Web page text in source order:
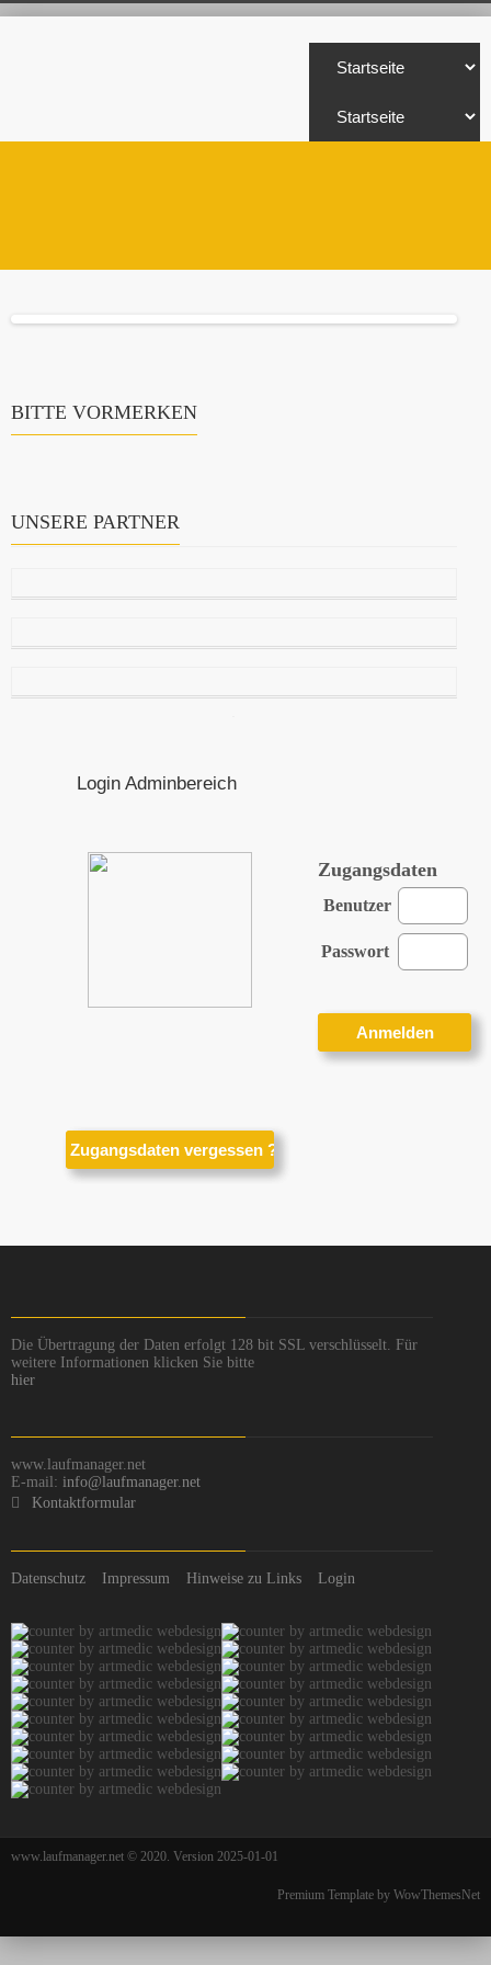
BITTE VORMERKEN
UNSERE PARTNER
Login Adminbereich
Zugangsdaten
Benutzer
Passwort
Die Übertragung der Daten erfolgt 128 bit SSL verschlüsselt. Für
weitere Informationen klicken Sie bitte
hier
www.laufmanager.net
E-mail: info@laufmanager.net
Kontaktformular
Datenschutz Impressum Hinweise zu Links Login
www.laufmanager.net © 2020. Version 2025-01-01
Premium Template by WowThemesNet